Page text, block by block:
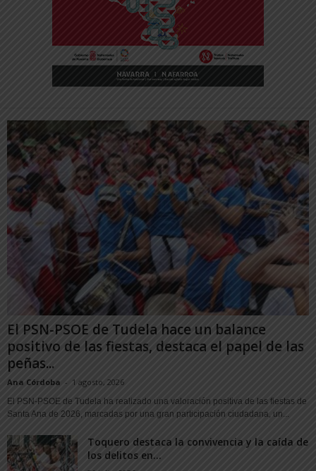
El PSN-PSOE de Tudela hace un balance
positivo de las fiestas, destaca el papel de las
peñas...
Ana Córdoba - 1 agosto, 2026
El PSN-PSOE de Tudela ha realizado una valoración positiva de las fiestas de
Santa Ana de 2026, marcadas por una gran participación ciudadana, un...
Toquero destaca la convivencia y la caída de
los delitos en...